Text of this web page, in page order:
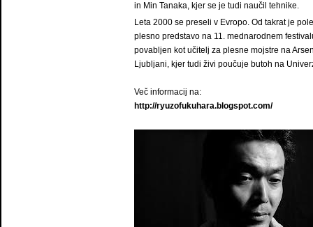
in Min Tanaka, kjer se je tudi naučil tehnike.
Leta 2000 se preseli v Evropo. Od takrat je
plesno predstavo na 11. mednarodnem
povabljen kot učitelj za plesne mojstre na
Ljubljani, kjer tudi živi poučuje butoh na
Več informacij na:
http://ryuzofukuhara.blogspot.com/